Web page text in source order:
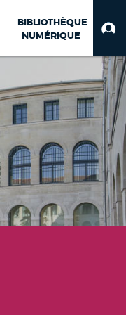
BIBLIOTHÈQUE
NUMÉRIQUE